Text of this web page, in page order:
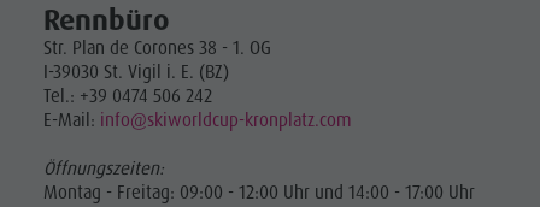
Rennbüro
Str. Plan de Corones 38 - 1. OG
I-39030 St. Vigil i. E. (BZ)
Tel.: +39 0474 506 242
E-Mail: info@skiworldcup-kronplatz.com
Öffnungszeiten:
Montag - Freitag: 09:00 - 12:00 Uhr und 14:00 - 17:00 Uhr